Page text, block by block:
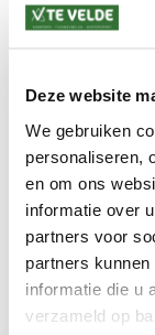
Deze website
We gebruiken
personaliseren,
en om ons
informatie over
partners voor
partners
informatie die u
verzameld op
*) Voor grotere
Schrijf je in voor